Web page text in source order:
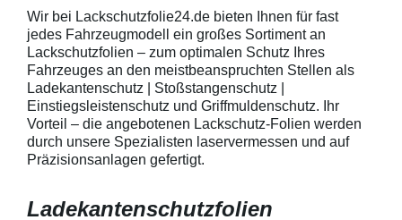
kontaktieren Sie uns bitte
telefonisch. Lieferumfang
transparente Lackschutzfolie 5
Stück Lackschutzpads für 5
Griffmulden / Griffschalen
Merkmale Spezielle Vinylfolie mit
bestmöglichem Schutz gegen
Kratzer und Abrieb Bestens
geeignet zum Schutz von
Fahrzeugkarosserien gegen
mechanische Einwirkung am
Fahrzeugkarosserien und
Folie mit
beigelegter
diese danach
anstreichen -
Lackschutzfolie
heraus in alle
ausstreichen.
kontaktieren
telefonisch.
Wir bei Lackschutzfolie24.de bieten Ihnen für fast
jedes Fahrzeugmodell ein großes Sortiment an
Lackschutzfolien – zum optimalen Schutz Ihres
Fahrzeuges an den meistbeanspruchten Stellen als
Ladekantenschutz | Stoßstangenschutz |
Einstiegsleistenschutz und Griffmuldenschutz. Ihr
Vorteil – die angebotenen Lackschutz-Folien werden
durch unsere Spezialisten laservermessen und auf
Präzisionsanlagen gefertigt.
Ladekantenschutzfolien